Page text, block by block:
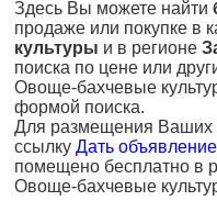
Здесь Вы можете найти
продаже или покупке в
культуры и в регионе
поиска по цене или
Овоще-бахчевые
формой поиска.
Для размещения Ваших
ссылку Дать объявление
помещено бесплатно в
Овоще-бахчевые